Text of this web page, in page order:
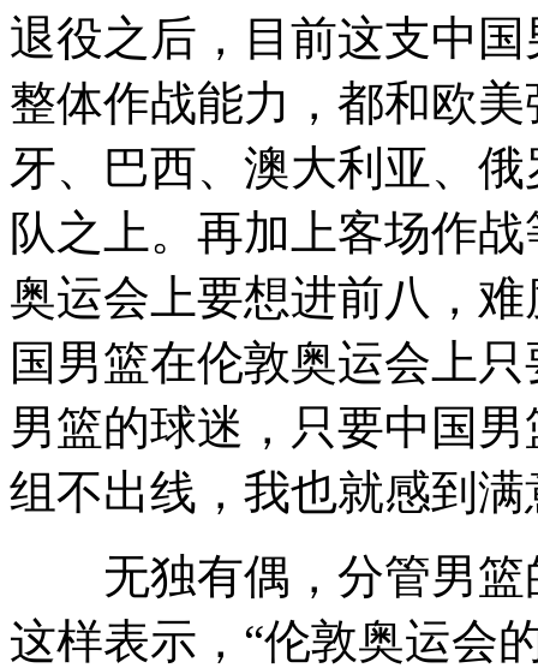
退役之后，目前这支中
整体作战能力，都和欧
牙、巴西、澳大利亚、
队之上。再加上客场作
奥运会上要想进前八，
国男篮在伦敦奥运会上
男篮的球迷，只要中国
组不出线，我也就感到满
无独有偶，分管男篮
这样表示，“伦敦奥运会